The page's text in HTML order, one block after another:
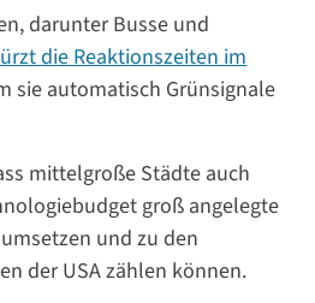
darunter Busse und
die Reaktionszeiten im
sie automatisch Grünsignale
mittelgroße Städte auch
groß angelegte
und zu den
der USA zählen können.